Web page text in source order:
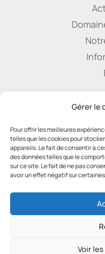
Gérer le
Pour offrir les meilleures
telles que les cookies pour
appareils. Le fait de consentir à
des données telles que le
sur ce site. Le fait de ne pas
avoir un effet négatif sur
Voir